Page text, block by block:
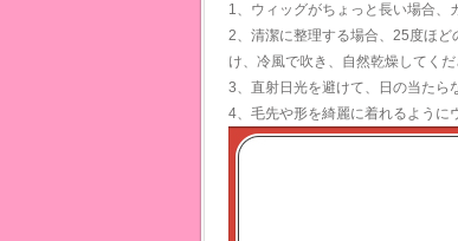
1、ウィッグがちょっと長い場合、
2、清潔に整理する場合、25度ほ
け、冷風で吹き、自然乾燥してくだ
3、直射日光を避けて、日の当たら
4、毛先や形を綺麗に着れるように